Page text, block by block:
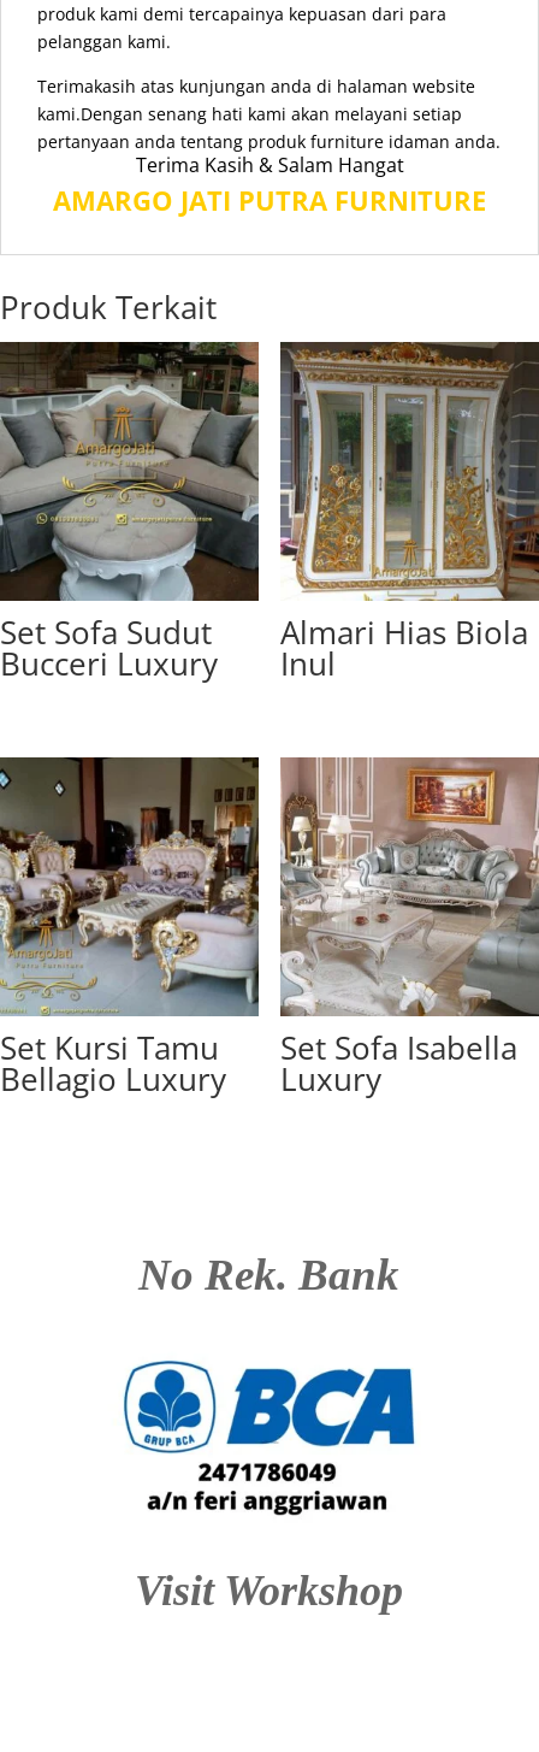
produk kami demi tercapainya kepuasan dari para
pelanggan kami.
Terimakasih atas kunjungan anda di halaman website
kami.Dengan senang hati kami akan melayani setiap
pertanyaan anda tentang produk furniture idaman anda.
Terima Kasih & Salam Hangat
AMARGO JATI PUTRA FURNITURE
Produk Terkait
Set Sofa Sudut
Bucceri Luxury
Almari Hias Biola
Inul
Set Kursi Tamu
Bellagio Luxury
Set Sofa Isabella
Luxury
No Rek. Bank
Visit Workshop